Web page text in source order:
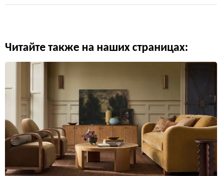
Читайте также на наших страницах: